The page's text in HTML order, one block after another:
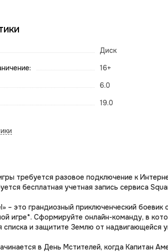
Диск
16+
6.0
19.0
требуется разовое подключение к
бесплатная учетная запись сервиса
– это грандиозный приключенческий
игре*. Сформируйте онлайн-команду, в
списка и защитите Землю от надвигающейся
в День Мстителей, когда Капитан